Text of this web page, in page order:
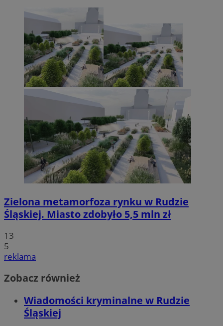
Zielona metamorfoza rynku w Rudzie
Śląskiej. Miasto zdobyło 5,5 mln zł
13
5
reklama
Zobacz również
Wiadomości kryminalne w Rudzie
Śląskiej